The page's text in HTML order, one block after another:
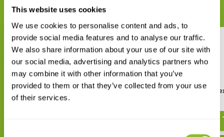
This website uses cookies
We use cookies to personalise content and ads, to
provide social media features and to analyse our traffic.
We also share information about your use of our site with
our social media, advertising and analytics partners who
may combine it with other information that you’ve
provided to them or that they’ve collected from your use
of their services.
Maak uw bestelling compleet
Applications for Advancing
Animal Ecology
The Evolution of